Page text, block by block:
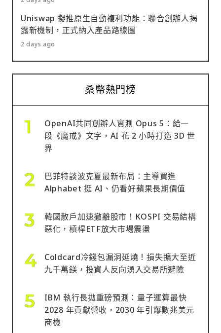
Uniswap 擬推原生自動複利功能：聯合創辦人揭
露新機制，正式納入產品路線圖
2 days ago
桑幣熱門榜
OpenAI共同創辦人實測 Opus 5：給一
段《魔戒》文字，AI 花 2 小時打造 3D 世
界
巴菲特談波克夏最新布局：主導買進
Alphabet 挺 AI、仍看好蘋果長期價值
韓國散戶加速撤離股市！KOSPI 交易結構
惡化，槓桿ETF放大市場震盪
Coldcard冷錢包漏洞延燒！損失擴大至近
九千萬鎂，投資人反向湧入交易所避險
IBM 執行長拋重磅預測：量子運算最快
2028 年貢獻營收，2030 年引爆數兆美元
商機